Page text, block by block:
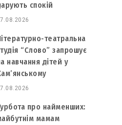
спокій
театральна
“Слово” запрошує
навчання дітей у
про найменших:
мамам